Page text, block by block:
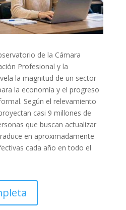
de la Cámara
Profesional y la
la magnitud de un sector
la economía y el progreso
Según el relevamiento
casi 9 millones de
que buscan actualizar
en aproximadamente
cada año en todo el